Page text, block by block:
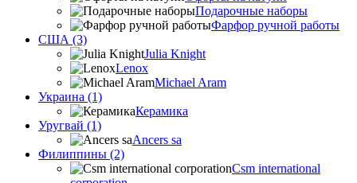
Подарочные наборы
Фарфор ручной работы
США (3)
Julia Knight
Lenox
Michael Aram
Украина (1)
Керамика
Уругвай (1)
Ancers sa
Филиппины (2)
Csm international